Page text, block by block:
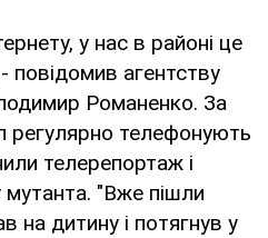
у нас в районі це
повідомив агентству
Романенко. За
регулярно телефонують
телерепортаж і
мутанта. "Вже пішли
на дитину і потягнув у